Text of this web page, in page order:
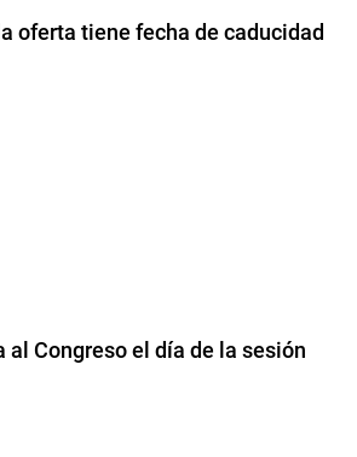
oferta tiene fecha de caducidad
Congreso el día de la sesión